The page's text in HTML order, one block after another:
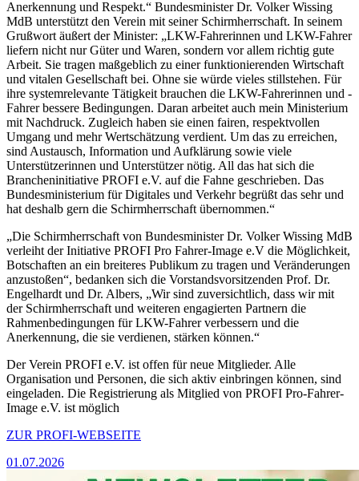
Anerkennung und Respekt.“ Bundesminister Dr. Volker Wissing
MdB unterstützt den Verein mit seiner Schirmherrschaft. In seinem
Grußwort äußert der Minister: „LKW-Fahrerinnen und LKW-Fahrer
liefern nicht nur Güter und Waren, sondern vor allem richtig gute
Arbeit. Sie tragen maßgeblich zu einer funktionierenden Wirtschaft
und vitalen Gesellschaft bei. Ohne sie würde vieles stillstehen. Für
ihre systemrelevante Tätigkeit brauchen die LKW-Fahrerinnen und -
Fahrer bessere Bedingungen. Daran arbeitet auch mein Ministerium
mit Nachdruck. Zugleich haben sie einen fairen, respektvollen
Umgang und mehr Wertschätzung verdient. Um das zu erreichen,
sind Austausch, Information und Aufklärung sowie viele
Unterstützerinnen und Unterstützer nötig. All das hat sich die
Brancheninitiative PROFI e.V. auf die Fahne geschrieben. Das
Bundesministerium für Digitales und Verkehr begrüßt das sehr und
hat deshalb gern die Schirmherrschaft übernommen.“
„Die Schirmherrschaft von Bundesminister Dr. Volker Wissing MdB
verleiht der Initiative PROFI Pro Fahrer-Image e.V die Möglichkeit,
Botschaften an ein breiteres Publikum zu tragen und Veränderungen
anzustoßen“, bedanken sich die Vorstandsvorsitzenden Prof. Dr.
Engelhardt und Dr. Albers, „Wir sind zuversichtlich, dass wir mit
der Schirmherrschaft und weiteren engagierten Partnern die
Rahmenbedingungen für LKW-Fahrer verbessern und die
Anerkennung, die sie verdienen, stärken können.“
Der Verein PROFI e.V. ist offen für neue Mitglieder. Alle
Organisation und Personen, die sich aktiv einbringen können, sind
eingeladen. Die Registrierung als Mitglied von PROFI Pro-Fahrer-
Image e.V. ist möglich
ZUR PROFI-WEBSEITE
01.07.2026